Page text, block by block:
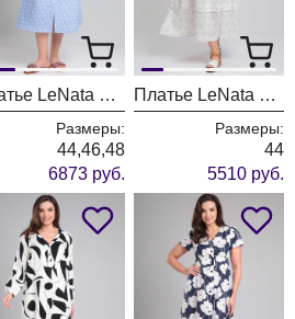
Платье LeNata 16425 цветы
Размеры:
44,46,48
6873 руб.
Платье LeNata 13273 рисунок на молочном
Размеры:
44
5510 руб.